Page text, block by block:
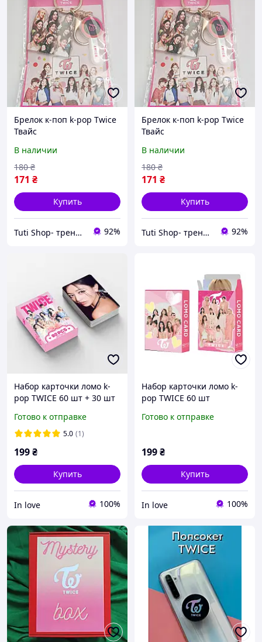
Брелок к-поп k-pop Twice
Твайс
В наличии
171 ₴
180 ₴
Купить
Tuti Shop- трендові подарунки для дітей 92%
Брелок к-поп k-pop Twice
Твайс
В наличии
171 ₴
180 ₴
Купить
Tuti Shop- трендові подарунки для дітей 92%
Набор карточки ломо k-
pop TWICE 60 шт + 30 шт
Готово к отправке
5.0 (1)
199₴
Купить
In love 100%
Набор карточки ломо k-
pop TWICE 60 шт
Готово к отправке
199₴
Купить
In love 100%